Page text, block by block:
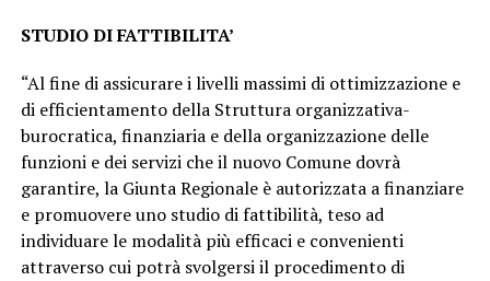
STUDIO DI FATTIBILITA’
“Al fine di assicurare i livelli massimi di ottimizzazione e
di efficientamento della Struttura organizzativa-
burocratica, finanziaria e della organizzazione delle
funzioni e dei servizi che il nuovo Comune dovrà
garantire, la Giunta Regionale è autorizzata a finanziare
e promuovere uno studio di fattibilità, teso ad
individuare le modalità più efficaci e convenienti
attraverso cui potrà svolgersi il procedimento di